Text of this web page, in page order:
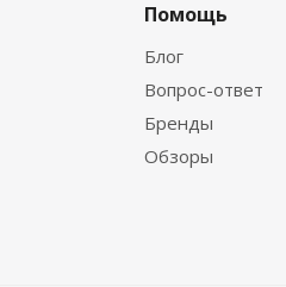
Помощь
Блог
Вопрос-ответ
Бренды
Обзоры